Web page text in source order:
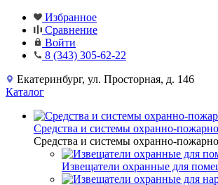
Избранное
Сравнение
Войти
8 (343) 305-62-22
Екатеринбург, ул. Просторная, д. 146
Каталог
Средства и системы охранно-
Средства и системы охранно-
Извещатели охранные для